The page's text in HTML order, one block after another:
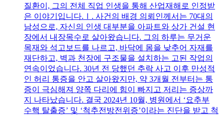
질환이, 그의 전체 직업 인생을 통해 산업재해로 인정받
은 이야기입니다.Ⅰ. 사건의 배경 의뢰인께서는 70대의
남성으로, 자신의 인생 대부분을 아파트와 상가 건설 현
장에서 내장목수로 살아왔습니다. 그의 하루는 무거운
목재와 석고보드를 나르고, 바닥에 몸을 낮추어 자재를
재단하고, 벽과 천장에 구조물을 설치하는 고된 작업의
연속이었습니다. 30년 전 당했던 추락 사고 이후 만성적
인 허리 통증을 안고 살아왔지만, 약 3개월 전부터는 통
증이 극심해져 양쪽 다리에 힘이 빠지고 저리는 증상까
지 나타났습니다. 결국 2024년 10월, 병원에서 ‘요추부
수핵 탈출증’ 및 ‘척추전방전위증’이라는 진단을 받고 척